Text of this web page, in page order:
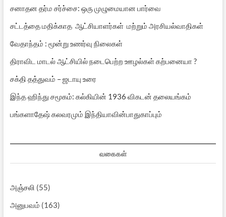
சனாதன தர்ம சர்ச்சை: ஒரு முழுமையான பார்வை
சட்டத்தை மதிக்காத ஆட்சியாளர்கள் மற்றும் அரசியல்வாதிகள்
வேதாந்தம் : மூன்று உணர்வு நிலைகள்
திராவிட மாடல் ஆட்சியில் நடைபெற்ற ஊழல்கள் கற்பனையா ?
சக்தி தத்துவம் – ஜடாயு உரை
இந்த ஹிந்து சமூகம்: கல்கியின் 1936 விகடன் தலையங்கம்
பங்களாதேஷ் கலவரமும் இந்தியாவின்பாதுகாப்பும்
வகைகள்
அஞ்சலி (55)
அனுபவம் (163)